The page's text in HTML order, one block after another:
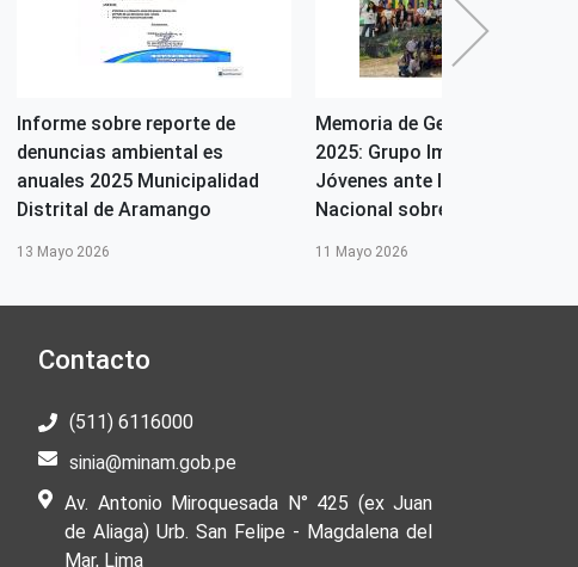
Informe sobre reporte de
denuncias ambiental es
anuales 2025 Municipalidad
Distrital de Aramango
13 Mayo 2026
Memoria de Gestión 2023-
2025: Grupo Impulsor de
Jóvenes ante la Comisión
Nacional sobre el Cambio Cl...
11 Mayo 2026
Contacto
(511) 6116000
sinia@minam.gob.pe
Av. Antonio Miroquesada N° 425 (ex Juan
de Aliaga) Urb. San Felipe - Magdalena del
Mar, Lima